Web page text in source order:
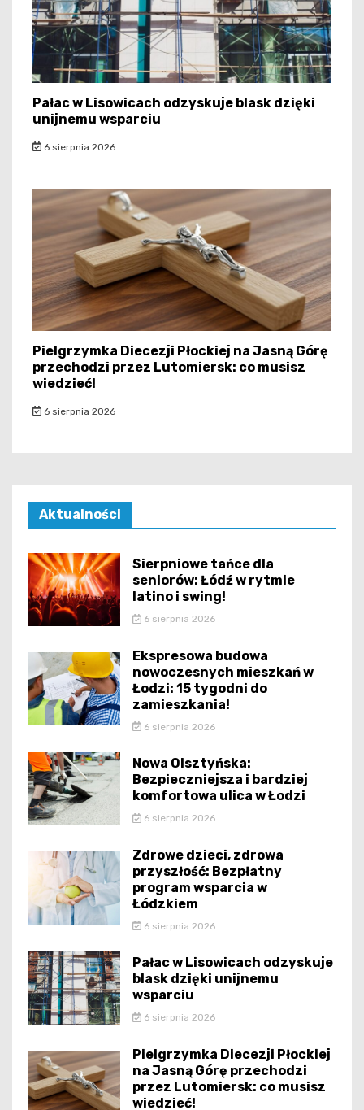
Pałac w Lisowicach odzyskuje blask dzięki
unijnemu wsparciu
6 sierpnia 2026
Pielgrzymka Diecezji Płockiej na Jasną Górę
przechodzi przez Lutomiersk: co musisz
wiedzieć!
6 sierpnia 2026
Aktualności
Sierpniowe tańce dla
seniorów: Łódź w rytmie
latino i swing!
6 sierpnia 2026
Ekspresowa budowa
nowoczesnych mieszkań w
Łodzi: 15 tygodni do
zamieszkania!
6 sierpnia 2026
Nowa Olsztyńska:
Bezpieczniejsza i bardziej
komfortowa ulica w Łodzi
6 sierpnia 2026
Zdrowe dzieci, zdrowa
przyszłość: Bezpłatny
program wsparcia w
Łódzkiem
6 sierpnia 2026
Pałac w Lisowicach odzyskuje
blask dzięki unijnemu
wsparciu
6 sierpnia 2026
Pielgrzymka Diecezji Płockiej
na Jasną Górę przechodzi
przez Lutomiersk: co musisz
wiedzieć!